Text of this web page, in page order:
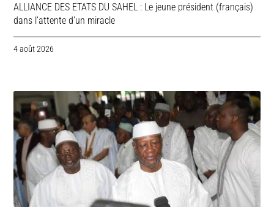
ALLIANCE DES ETATS DU SAHEL : Le jeune président (français)
dans l’attente d’un miracle
4 août 2026